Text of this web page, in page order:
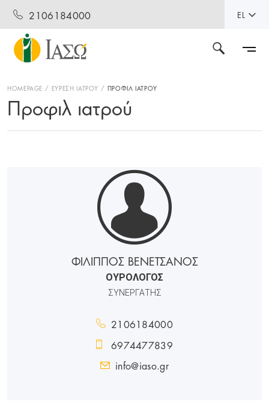
2106184000 EL
HOMEPAGE ΕΥΡΕΣΗ ΙΑΤΡΟΥ ΠΡΟΦΙΛ ΙΑΤΡΟΥ
Προφιλ ιατρού
ΦΙΛΙΠΠΟΣ ΒΕΝΕΤΣΑΝΟΣ
ΟΥΡΟΛΟΓΟΣ
ΣΥΝΕΡΓΑΤΗΣ
2106184000
6974477839
info@iaso.gr